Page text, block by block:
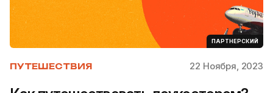
ПАРТНЕРСКИЙ
ПУТЕШЕСТВИЯ 22 Ноября, 2023